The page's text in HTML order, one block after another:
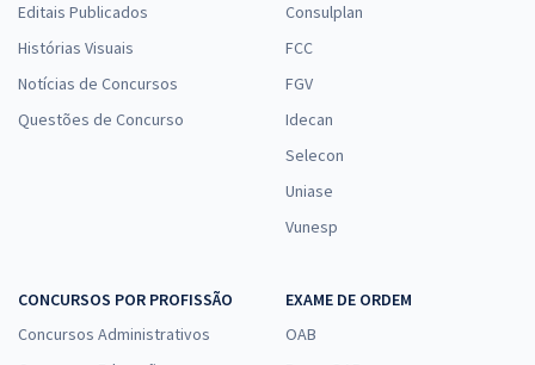
Editais Publicados
Histórias Visuais
Notícias de Concursos
Questões de Concurso
Consulplan
FCC
FGV
Idecan
Selecon
Uniase
Vunesp
CONCURSOS POR PROFISSÃO
Concursos Administrativos
EXAME DE ORDEM
OAB